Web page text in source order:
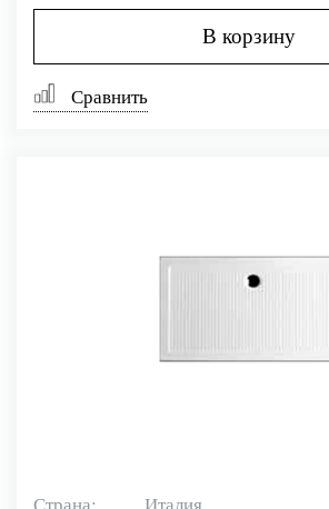
В корзину
Сравнить